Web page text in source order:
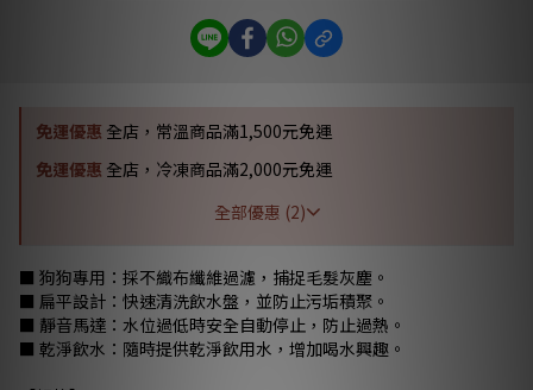
免運優惠 全店，常溫商品滿1,500元免運
免運優惠 全店，冷凍商品滿2,000元免運
全部優惠 (2)
■ 狗狗專用：採不織布纖維過濾，捕捉毛髮灰塵。
■ 扁平設計：快速清洗飲水盤，並防止污垢積聚。
■ 靜音馬達：水位過低時安全自動停止，防止過熱。
■ 乾淨飲水：隨時提供乾淨飲用水，增加喝水興趣。